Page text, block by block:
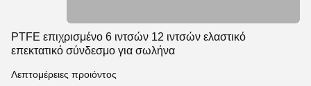
PTFE επιχρισμένο 6 ιντσών 12 ιντσών ελαστικό
επεκτατικό σύνδεσμο για σωλήνα
Λεπτομέρειες προιόντος